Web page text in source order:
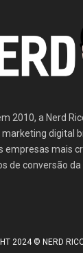
2010, a Nerd
marketing digital
empresas mais
de conversão da
2024 © NERD